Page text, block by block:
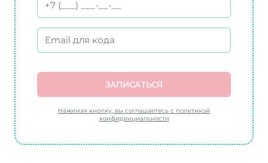
ЗАПИСАТЬСЯ
Нажимая кнопку, вы соглашаетесь с политикой
конфиденциальности